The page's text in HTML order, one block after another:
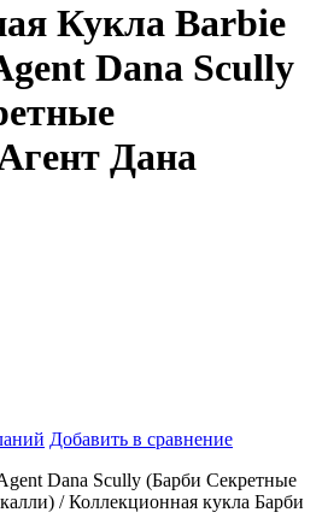
Кукла Barbie
Dana Scully
Дана
Добавить в сравнение
Dana Scully (Барби Секретные
/ Коллекционная кукла Барби